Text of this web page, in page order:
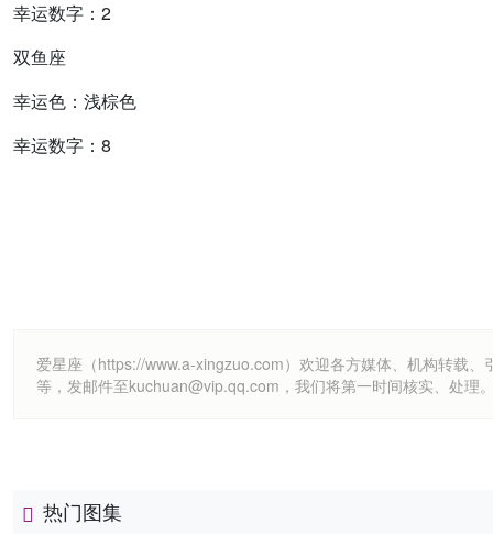
幸运数字：2
双鱼座
幸运色：浅棕色
幸运数字：8
爱星座（https://www.a-xingzuo.com）欢迎各方媒体、机构转载
等，发邮件至kuchuan@vip.qq.com，我们将第一时间核实、处理
热门图集